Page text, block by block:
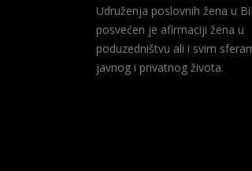
Udruženja poslovnih žena u
posvećen je afirmaciji žena u
poduzedništvu ali i svim
javnog i privatnog života.